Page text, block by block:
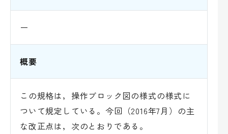
ー
概要
この規格は，操作ブロック図の様式の様式に
ついて規定している。今回（2016年7月）の主
な改正点は，次のとおりである。